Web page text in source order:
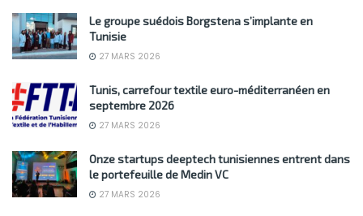
Le groupe suédois Borgstena s’implante en
Tunisie
27 MARS 2026
Tunis, carrefour textile euro-méditerranéen en
septembre 2026
27 MARS 2026
Onze startups deeptech tunisiennes entrent dans
le portefeuille de Medin VC
27 MARS 2026